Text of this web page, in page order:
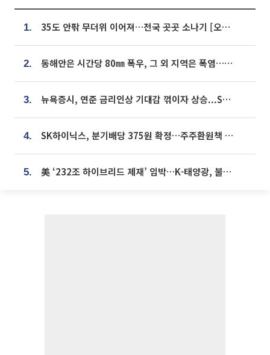
1. 35도 안팎 무더위 이어져…전국 곳곳 소나기 [오늘 날씨]
2. 동해안은 시간당 80㎜ 폭우, 그 외 지역은 폭염…‘극과 극 날씨’
3. 뉴욕증시, 연준 금리인상 기대감 꺾이자 상승...S&P500 사상 최고치 [종합]
4. SK하이닉스, 분기배당 375원 확정…주주환원책 9월로 앞당겨 발표
5. 美 ‘232조 하이브리드 제재’ 임박…K-태양광, 불확실성 털고 날개 다나